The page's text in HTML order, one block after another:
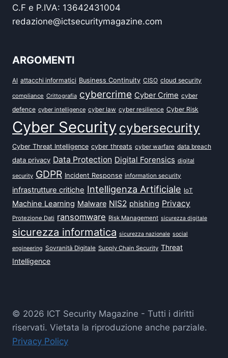
C.F e P.IVA: 13642431004
redazione@ictsecuritymagazine.com
ARGOMENTI
AI attacchi informatici Business Continuity CISO cloud security
compliance Crittografia cybercrime Cyber Crime cyber
defence cyber intelligence cyber law cyber resilience Cyber Risk
Cyber Security cybersecurity
Cyber Threat Intelligence cyber threats cyber warfare data breach
data privacy Data Protection Digital Forensics digital
security GDPR Incident Response information security
infrastrutture critiche Intelligenza Artificiale IoT
Machine Learning Malware NIS2 phishing Privacy
Protezione Dati ransomware Risk Management sicurezza digitale
sicurezza informatica sicurezza nazionale social
engineering Sovranità Digitale Supply Chain Security Threat
Intelligence
© 2026 ICT Security Magazine - Tutti i diritti
riservati. Vietata la riproduzione anche parziale.
Privacy Policy